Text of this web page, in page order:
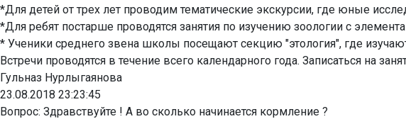
*Для детей от трех лет проводим тематические экскурсии, где юные
*Для ребят постарше проводятся занятия по изучению зоологии с
* Ученики среднего звена школы посещают секцию "этология", где
Встречи проводятся в течение всего календарного года. Записаться на
Гульназ Нурлыгаянова
23.08.2018 23:23:45
Вопрос: Здравствуйте ! А во сколько начинается кормление ?